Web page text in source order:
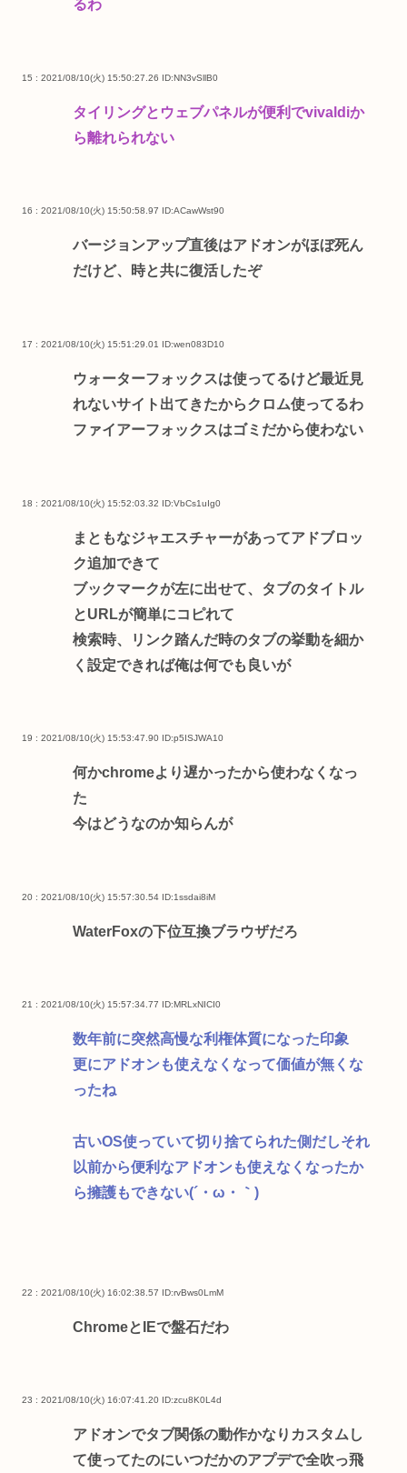
るわ
15 : 2021/08/10(火) 15:50:27.26 ID:NN3vSllB0
タイリングとウェブパネルが便利でvivaldiか
ら離れられない
16 : 2021/08/10(火) 15:50:58.97 ID:ACawWst90
バージョンアップ直後はアドオンがほぼ死ん
だけど、時と共に復活したぞ
17 : 2021/08/10(火) 15:51:29.01 ID:wen083D10
ウォーターフォックスは使ってるけど最近見
れないサイト出てきたからクロム使ってるわ
ファイアーフォックスはゴミだから使わない
18 : 2021/08/10(火) 15:52:03.32 ID:VbCs1uIg0
まともなジャエスチャーがあってアドブロッ
ク追加できて
ブックマークが左に出せて、タブのタイトル
とURLが簡単にコピれて
検索時、リンク踏んだ時のタブの挙動を細か
く設定できれば俺は何でも良いが
19 : 2021/08/10(火) 15:53:47.90 ID:p5ISJWA10
何かchromeより遅かったから使わなくなっ
た
今はどうなのか知らんが
20 : 2021/08/10(火) 15:57:30.54 ID:1ssdai8iM
WaterFoxの下位互換ブラウザだろ
21 : 2021/08/10(火) 15:57:34.77 ID:MRLxNICI0
数年前に突然高慢な利権体質になった印象
更にアドオンも使えなくなって価値が無くな
ったね
古いOS使っていて切り捨てられた側だしそれ
以前から便利なアドオンも使えなくなったか
ら擁護もできない(´・ω・｀)
22 : 2021/08/10(火) 16:02:38.57 ID:rvBws0LmM
ChromeとIEで盤石だわ
23 : 2021/08/10(火) 16:07:41.20 ID:zcu8K0L4d
アドオンでタブ関係の動作かなりカスタムし
て使ってたのにいつだかのアプデで全吹っ飛